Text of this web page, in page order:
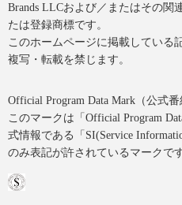
Brands LLCおよび／またはその関
たは登録商標です。
このホームページに掲載している
複写・転載を禁じます。
Official Program Data Mark（公式番
このマークは「Official Program
式情報である「SI(Service
のみ表記が許されているマークです